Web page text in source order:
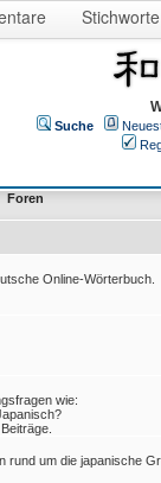
Stichworte
Suche
Foren
Online-Wörterbuch.
wie:
rund um die japanische